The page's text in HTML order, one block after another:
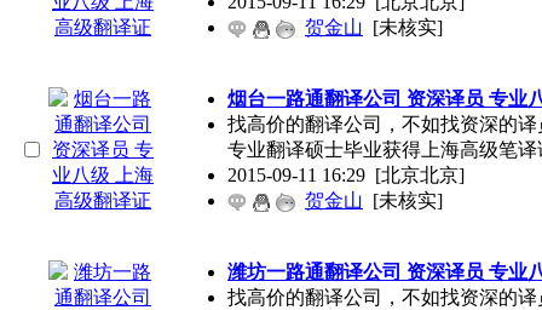
贺金山 [未核实]
烟台一路通翻译公司 资深译员 专业
找高价的翻译公司，不如找资深的
专业翻译硕士毕业获得上海高级笔译
2015-09-11 16:29 [北京北京]
贺金山 [未核实]
潍坊一路通翻译公司 资深译员 专业
找高价的翻译公司，不如找资深的